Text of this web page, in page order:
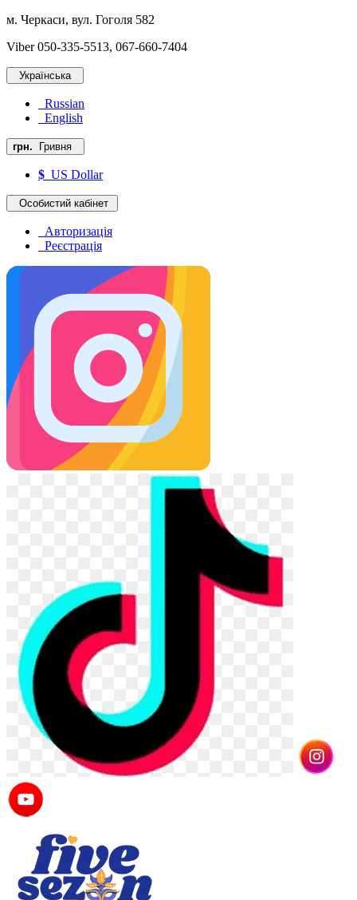
м. Черкаси, вул. Гоголя 582
Viber 050-335-5513, 067-660-7404
Українська
Russian
English
грн. Гривня
$ US Dollar
Особистий кабінет
Авторизація
Реєстрація